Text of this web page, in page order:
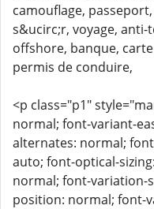
camouflage,
s&ucirc;r, voyage,
offshore, banque,
permis de conduire,
<p class="p1"
normal; font-variant-
alternates: normal;
auto; font-optical-
normal; font-variation-
position: normal; font-